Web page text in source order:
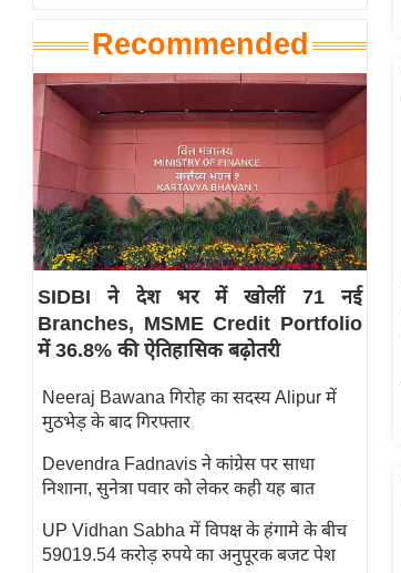
टेक्नॉलॉजी
ब्यूटी/फैशन
घरेलू नुस्खे
पर्यटन स्थल
फिटनेस मंत्रा
रिलेशनशिप
राजनीति
विश्लेषण
समसामयिक
मातृभूमि
एम.
आर.
आई.
चाय पर
समीक्षा
धर्म
Recommended
SIDBI ने देश भर में खोलीं 71 नई
Branches, MSME Credit Portfolio
में 36.8% की ऐतिहासिक बढ़ोतरी
Neeraj Bawana गिरोह का सदस्य Alipur में
मुठभेड़ के बाद गिरफ्तार
Devendra Fadnavis ने कांग्रेस पर साधा
निशाना, सुनेत्रा पवार को लेकर कही यह बात
UP Vidhan Sabha में विपक्ष के हंगामे के बीच
59019.54 करोड़ रुपये का अनुपूरक बजट पेश